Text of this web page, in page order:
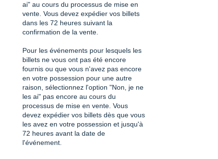
ai" au cours du processus de mise en
vente. Vous devez expédier vos billets
dans les 72 heures suivant la
confirmation de la vente.
Pour les événements pour lesquels les
billets ne vous ont pas été encore
fournis ou que vous n'avez pas encore
en votre possession pour une autre
raison, sélectionnez l'option "Non, je ne
les ai" pas encore au cours du
processus de mise en vente. Vous
devez expédier vos billets dès que vous
les avez en votre possession et jusqu'à
72 heures avant la date de
l'événement.